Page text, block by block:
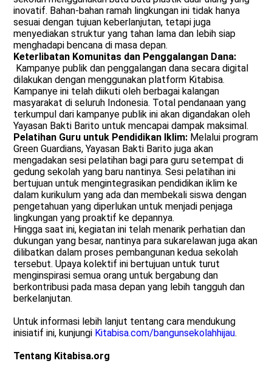
inovatif. Bahan-bahan ramah lingkungan ini tidak hanya
sesuai dengan tujuan keberlanjutan, tetapi juga
menyediakan struktur yang tahan lama dan lebih siap
menghadapi bencana di masa depan.
Keterlibatan Komunitas dan Penggalangan Dana:
Kampanye publik dan penggalangan dana secara digital
dilakukan dengan menggunakan platform Kitabisa.
Kampanye ini telah diikuti oleh berbagai kalangan
masyarakat di seluruh Indonesia. Total pendanaan yang
terkumpul dari kampanye publik ini akan digandakan oleh
Yayasan Bakti Barito untuk mencapai dampak maksimal.
Pelatihan Guru untuk Pendidikan Iklim: Melalui program
Green Guardians, Yayasan Bakti Barito juga akan
mengadakan sesi pelatihan bagi para guru setempat di
gedung sekolah yang baru nantinya. Sesi pelatihan ini
bertujuan untuk mengintegrasikan pendidikan iklim ke
dalam kurikulum yang ada dan membekali siswa dengan
pengetahuan yang diperlukan untuk menjadi penjaga
lingkungan yang proaktif ke depannya.
Hingga saat ini, kegiatan ini telah menarik perhatian dan
dukungan yang besar, nantinya para sukarelawan juga akan
dilibatkan dalam proses pembangunan kedua sekolah
tersebut. Upaya kolektif ini bertujuan untuk turut
menginspirasi semua orang untuk bergabung dan
berkontribusi pada masa depan yang lebih tangguh dan
berkelanjutan.
Untuk informasi lebih lanjut tentang cara mendukung
inisiatif ini, kunjungi Kitabisa.com/bangunsekolahhijau.
Tentang Kitabisa.org